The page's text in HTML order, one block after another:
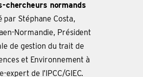
chercheurs normands
par Stéphane Costa,
Normandie, Président
de gestion du trait de
et Environnement à
de l’IPCC/GIEC.